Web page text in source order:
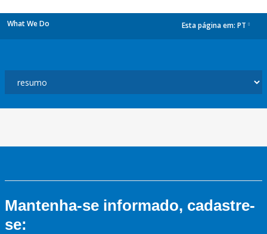
What We Do Esta página em: PT
Mantenha-se informado, cadastre-
se: